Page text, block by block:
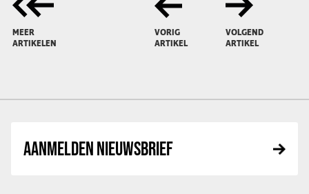
MEER
ARTIKELEN
VORIG
ARTIKEL
VOLGEND
ARTIKEL
AANMELDEN NIEUWSBRIEF